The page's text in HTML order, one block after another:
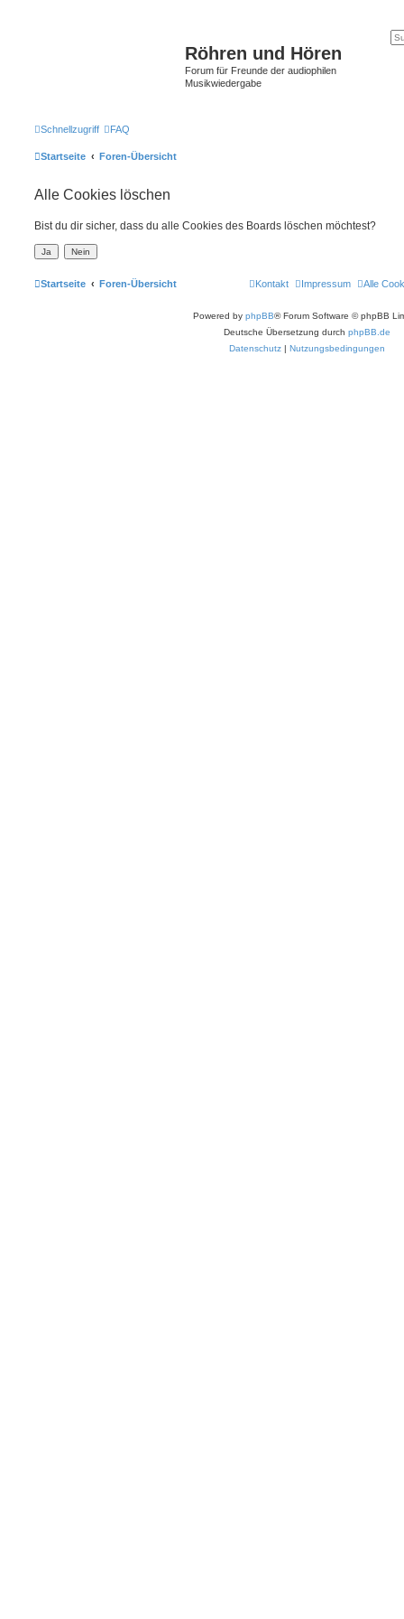
Röhren und Hören
Forum für Freunde der audiophilen
Musikwiedergabe
Schnellzugriff FAQ
Startseite Foren-Übersicht
Alle Cookies löschen
Bist du dir sicher, dass du alle Cookies des Boards löschen möchtest?
Startseite Foren-Übersicht Alle
Impressum
Kontakt
Powered by phpBB® Forum Software © phpBB
Deutsche Übersetzung durch phpBB.de
Datenschutz | Nutzungsbedingungen